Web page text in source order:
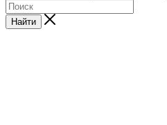
Найти